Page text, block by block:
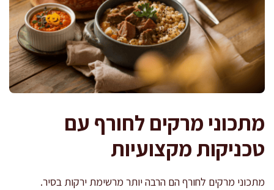
מתכוני מרקים לחורף עם
טכניקות מקצועיות
מתכוני מרקים לחורף הם הרבה יותר מרשימת ירקות בסיר.